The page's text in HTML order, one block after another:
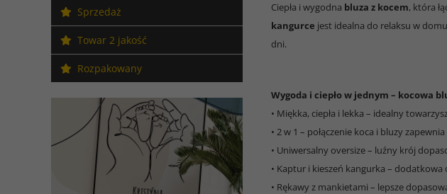
Sprzedaż
Towar 2 jakość
Rozpakowany
Ciepła i wygodna bluza z kocem, która
kangurce jest idealna do relaksu w
dni.
Wygoda i ciepło w jednym – kocowa
• Miękka, ciepła i lekka – idealny
• 2 w 1 – połączenie koca i bluzy
• Uniwersalny oversize – luźny krój
• Kaptur i kieszeń kangurka –
• Rękawy z mankietami – lepsze